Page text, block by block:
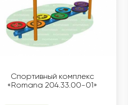
Спортивный комплекс
«Romana 204.33.00-01»